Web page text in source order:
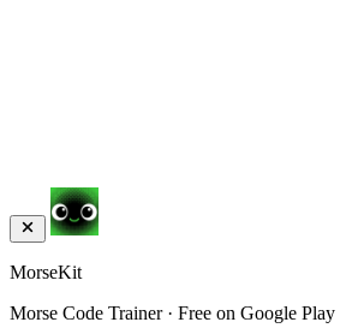
MorseKit
Morse Code Trainer · Free on Google Play